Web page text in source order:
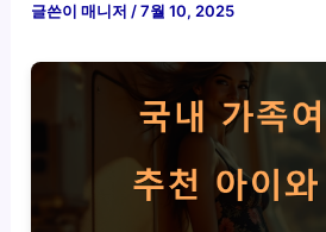
글쓴이매니저 /7월 10, 2025